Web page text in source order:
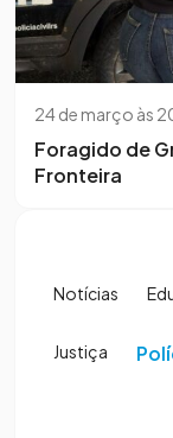
24 de março às
Foragido de
Fronteira
Notícias
Justiça